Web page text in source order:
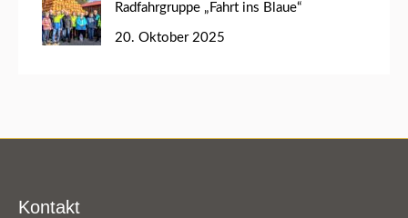
Radfahrgruppe „Fahrt ins Blaue“
20. Oktober 2025
Kontakt